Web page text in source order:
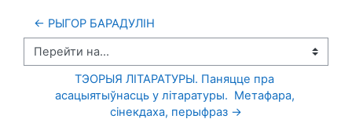
← РЫГОР БАРАДУЛІН
Перейти на...
ТЭОРЫЯ ЛІТАРАТУРЫ. Паняцце пра
асацыятыўнасць у літаратуры.  Метафара,
сінекдаха, перыфраз →